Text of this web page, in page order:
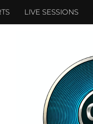
LIVE SESSIONS